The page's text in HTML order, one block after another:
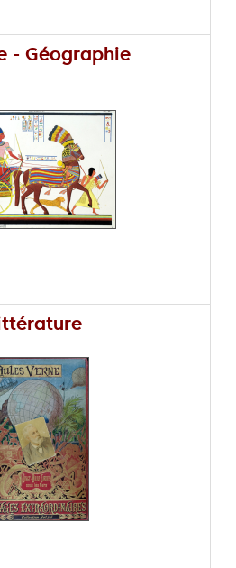
- Géographie